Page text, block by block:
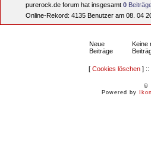
purerock.de forum hat insgesamt 0
Online-Rekord: 4135 Benutzer am 08. 04
Neue
Beiträge
Keine
[ Cookies löschen ] ::
©
Powered by